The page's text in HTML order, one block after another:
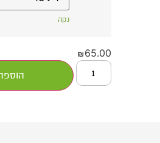
נקה
₪65.00